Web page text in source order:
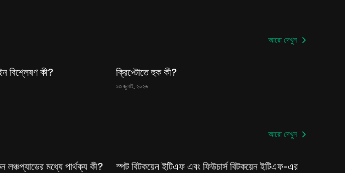
আরো দেখুন
বিশ্লেষণ কী? ক্রিপ্টোতে হুক কী?
১৩ জুলাই, ২০২৬
আরো দেখুন
লঞ্চপ্যাডের মধ্যে পার্থক্য কী?
স্পট বিটকয়েন ইটিএফ এবং ফিউচার্স বিটকয়েন ইটিএফ-এর